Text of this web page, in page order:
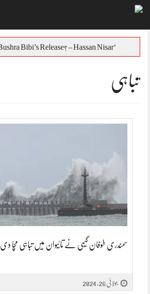
تباہی
سمندری طوفان گیمی نے تائیوان میں تباہی مچا دی
جولائی 26, 2024